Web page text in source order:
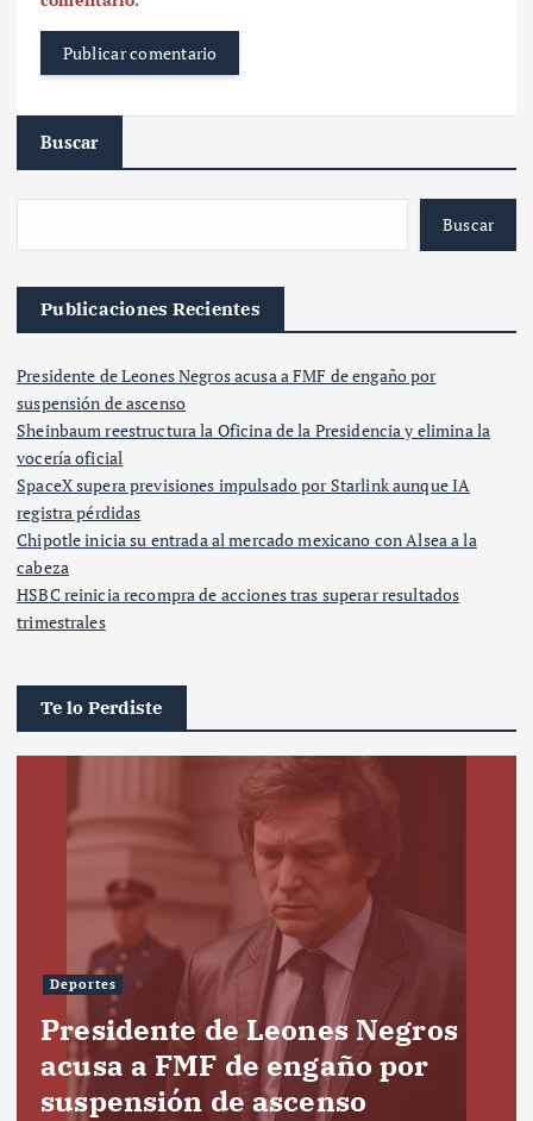
Buscar
Buscar
Publicaciones Recientes
Presidente de Leones Negros acusa a FMF de engaño por
suspensión de ascenso
Sheinbaum reestructura la Oficina de la Presidencia y elimina la
vocería oficial
SpaceX supera previsiones impulsado por Starlink aunque IA
registra pérdidas
Chipotle inicia su entrada al mercado mexicano con Alsea a la
cabeza
HSBC reinicia recompra de acciones tras superar resultados
trimestrales
Te lo Perdiste
Deportes
Presidente de Leones Negros
acusa a FMF de engaño por
suspensión de ascenso